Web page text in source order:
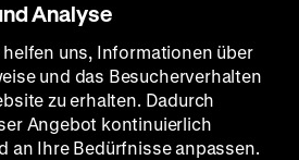
Analyse
uns, Informationen über
und das Besucherverhalten
zu erhalten. Dadurch
Angebot kontinuierlich
an Ihre Bedürfnisse anpassen.